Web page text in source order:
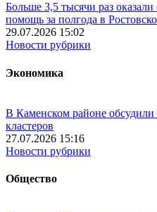
Больше 3,5 тысячи раз
помощь за полгода в
29.07.2026 15:02
Новости рубрики
Экономика
В Каменском районе
кластеров
27.07.2026 15:16
Новости рубрики
Общество